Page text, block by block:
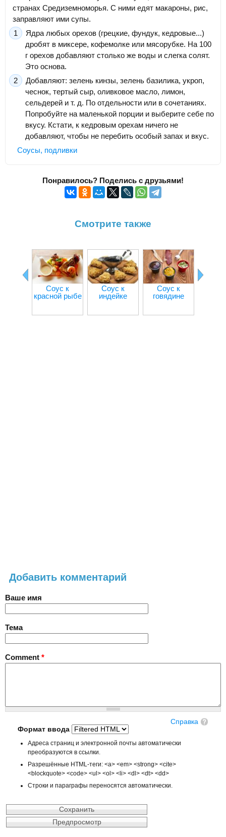
странах Средиземноморья. С ними едят макароны, рис,
заправляют ими супы.
Ядра любых орехов (грецкие, фундук, кедровые...)
дробят в миксере, кофемолке или мясорубке. На 100
г орехов добавляют столько же воды и слегка солят.
Это основа.
Добавляют: зелень кинзы, зелень базилика, укроп,
чеснок, тертый сыр, оливковое масло, лимон,
сельдерей и т. д. По отдельности или в сочетаниях.
Попробуйте на маленькой порции и выберите себе по
вкусу. Кстати, к кедровым орехам ничего не
добавляют, чтобы не перебить особый запах и вкус.
Соусы, подливки
Понравилось? Поделись с друзьями!
Смотрите также
Соус к
красной рыбе
Соус к
индейке
Соус к
говядине
Добавить комментарий
Ваше имя
Тема
Comment *
Справка
Формат ввода
Адреса страниц и электронной почты автоматически
преобразуются в ссылки.
Разрешённые HTML-теги: <a> <em> <strong> <cite>
<blockquote> <code> <ul> <ol> <li> <dl> <dt> <dd>
Строки и параграфы переносятся автоматически.